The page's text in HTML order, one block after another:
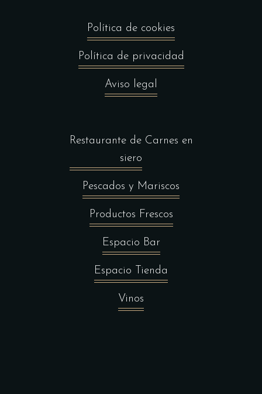
Política de cookies
Política de privacidad
Aviso legal
Restaurante de Carnes en
siero
Pescados y Mariscos
Productos Frescos
Espacio Bar
Espacio Tienda
Vinos